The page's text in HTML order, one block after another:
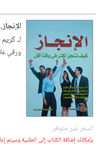
لـ
ورقي
السعر غير متوفر
بإمكانك إضافة الكتاب إلى الطلبية وسيتم